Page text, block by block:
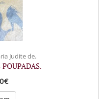
Judite de.
POUPADAS.